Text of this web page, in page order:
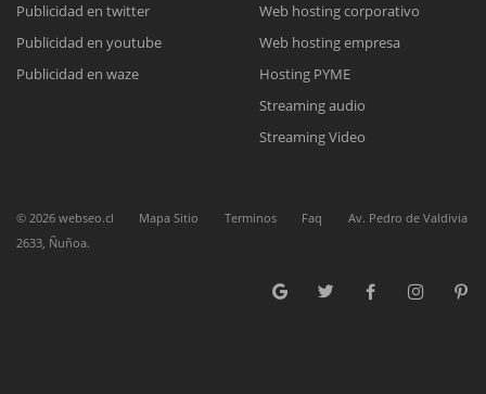
Nuestros ejecutivos le enviarán un correo electrónico con el enlace a
Meet para la reunión online.
Cotización
Complete el formulario y nos contactaremos a la brevedad.
Chat Online
para enviarnos un correo electrónico con sus datos personales.
Publicidad en twitter
Publicidad en youtube
Publicidad en waze
Web hosting corporativo
Web hosting empresa
Hosting PYME
Streaming audio
Streaming Video
© 2026 webseo.cl Mapa Sitio Terminos Faq
Av. Pedro de Valdivia
2633, Ñuñoa.